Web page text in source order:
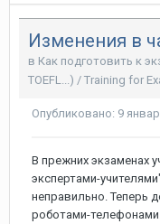
Изменения в
в Как подготовить к
TOEFL...) / Training for
Опубликовано: 9
В прежних экзаменах
экспертами-
неправильно. Теперь
роботами-